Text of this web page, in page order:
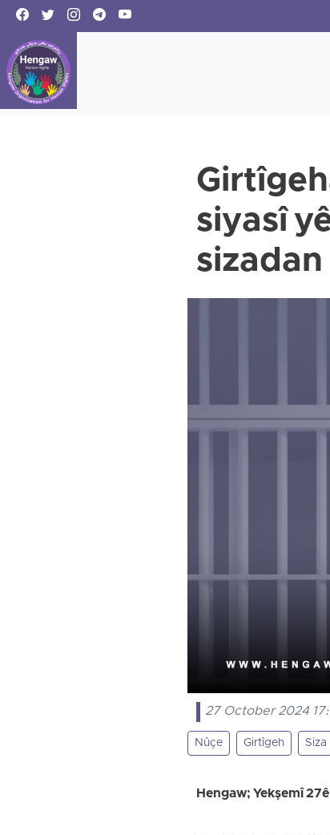
siyasî
sizadan
27 October 2024
Nûçe Girtîgeh Siza
Hengaw; Yekşemî